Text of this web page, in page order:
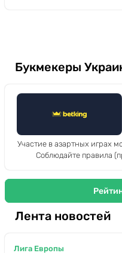
Букмекеры
Участие в азартных играх
Соблюдайте правила
Лента новостей
Лига Европы